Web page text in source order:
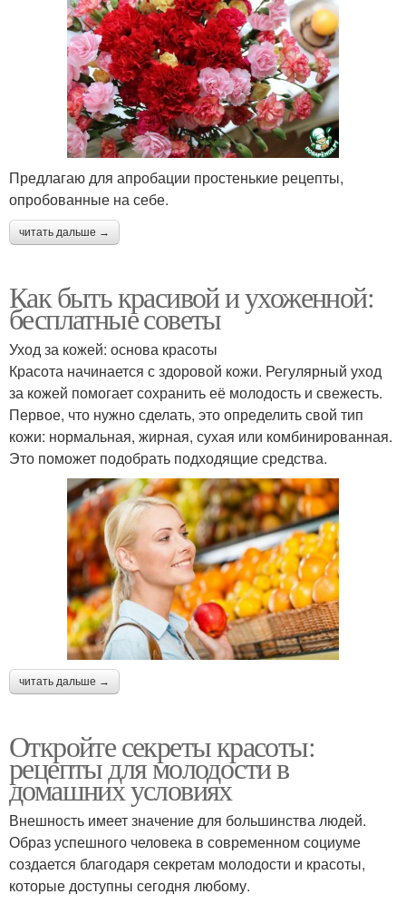
Предлагаю для апробации простенькие рецепты,
опробованные на себе.
читать дальше →
Как быть красивой и ухоженной:
бесплатные советы
Уход за кожей: основа красоты
Красота начинается с здоровой кожи. Регулярный уход
за кожей помогает сохранить её молодость и свежесть.
Первое, что нужно сделать, это определить свой тип
кожи: нормальная, жирная, сухая или комбинированная.
Это поможет подобрать подходящие средства.
читать дальше →
Откройте секреты красоты:
рецепты для молодости в
домашних условиях
Внешность имеет значение для большинства людей.
Образ успешного человека в современном социуме
создается благодаря секретам молодости и красоты,
которые доступны сегодня любому.